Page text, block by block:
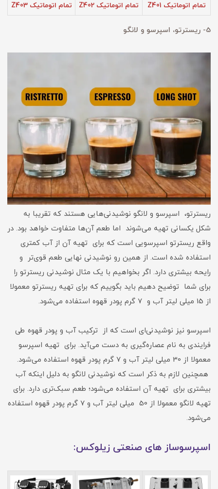
تمام اتوماتیک Z401
تمام اتوماتیک Z402
تمام اتوماتیک Z403
5- ریسترتو، اسپرسو و لانگو
ریسترتو، اسپرسو و لانگو نوشیدنی‌هایی هستند که تقریبا به
شکل یکسانی تهیه می‌شوند اما طعم آن‌ها متفاوت خواهد بود. در
واقع ریسترتو اسپرسویی است که برای تهیه آن از آب کمتری
استفاده شده است. از همین رو نوشیدنی نهایی طعم قوی‌تر و
رایحه بیشتری دارد. اگر بخواهیم با یک مثال نوشیدنی ریسترتو را
برای شما توضیح دهیم باید بگوییم که برای تهیه ریسترتو معمولا
از 15 میلی لیتر آب و 7 گرم پودر قهوه استفاده می‌شود.
اسپرسو نیز نوشیدنی‌ای است که از ترکیب آب و پودر قهوه طی
فرایندی به نام عصاره‌گیری به دست می‌آید. برای تهیه اسپرسو
معمولا از 30 میلی لیتر آب و 7 گرم پودر قهوه استفاده می‌شود.
همچنین لازم به ذکر است که نوشیدنی لانگو به دلیل اینکه آب
بیشتری برای تهیه آن استفاده می‌شود؛ طعم سبک‌تری دارد. برای
تهیه لانگو معمولا از 50 میلی لیتر آب و 7 گرم پودر قهوه استفاده
می‌شود.
اسپرسوساز های صنعتی زیلوکس: